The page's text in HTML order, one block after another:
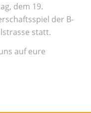
dem 19.
der B-
statt.
auf eure